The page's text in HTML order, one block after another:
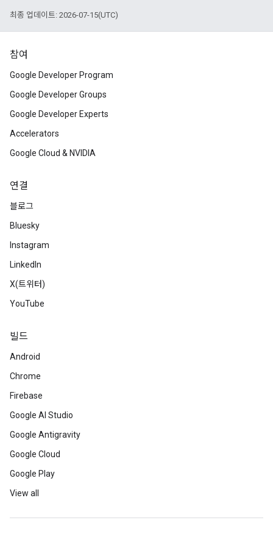
최종 업데이트: 2026-07-15(UTC)
참여
Google Developer Program
Google Developer Groups
Google Developer Experts
Accelerators
Google Cloud & NVIDIA
연결
블로그
Bluesky
Instagram
LinkedIn
X(트위터)
YouTube
빌드
Android
Chrome
Firebase
Google AI Studio
Google Antigravity
Google Cloud
Google Play
View all